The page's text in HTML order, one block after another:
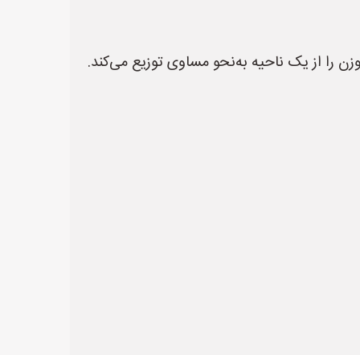
را از یک ناحیه به‌نحو مساوی توزیع می‌کند.